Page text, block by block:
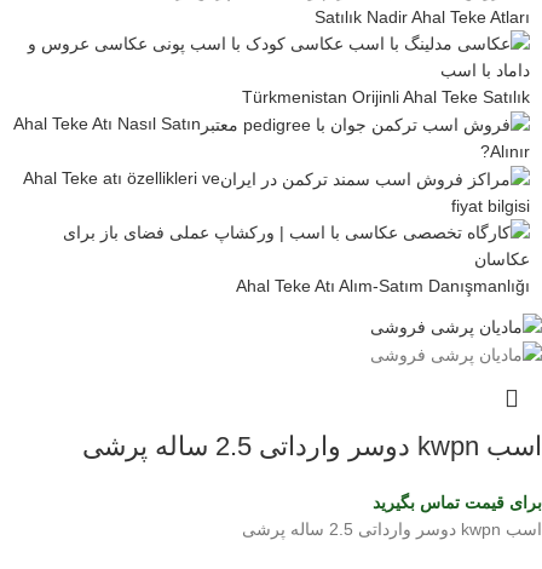
Satılık Nadir Ahal Teke Atları
Türkmenistan Orijinli Ahal Teke Satılık
Ahal Teke Atı Nasıl Satın
Alınır?
Ahal Teke atı özellikleri ve
fiyat bilgisi
Ahal Teke Atı Alım-Satım Danışmanlığı
اسب kwpn دوسر وارداتی 2.5 ساله پرشی
برای قیمت تماس بگیرید
اسب kwpn دوسر وارداتی 2.5 ساله پرشی